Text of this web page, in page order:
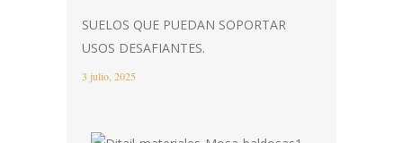
SUELOS QUE PUEDAN SOPORTAR
USOS DESAFIANTES.
3 julio, 2025